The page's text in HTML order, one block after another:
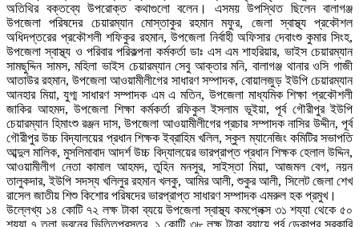
অতিথির বক্তব্যে উপরোক্ত কথাগুলো বলেন। এসময় উপস্থিত ছিলেন বালাগঞ্জ
উপজেলা পরিষদের চেয়ারম্যান মোস্তাকুর রহমান মফুর, জেলা স্বাস্থ্য প্রকৌশল
অধিদপ্তরের প্রকৌশলী শফিকুর রহমান, উপজেলা নির্বাহী অফিসার দেবাংশু কুমার সিংহ,
উপজেলা স্বাস্থ্য ও পরিবার পরিকল্পনা কর্মকর্তা ডাঃ এস এম শাহরিয়ার, ভাইস চেয়ারম্যান
সামছুদ্দিন সামস, মহিলা ভাইস চেয়ারম্যান সেবু আক্তার মনি, বালাগঞ্জ থানার ওসি গাজী
আতাউর রহমান, উপজেলা আওয়ামীলীগের সাধারণ সম্পাদক, বোয়ালজুড় ইউপি চেয়ারম্যান
আনহার মিয়া, যুগ্ম সাধারণ সম্পাদক এম এ মতিন, উপজেলা মাধ্যমিক শিক্ষা প্রকৌশলী
জাকির আহমদ, উপজেলা শিক্ষা কর্মকর্তা রফিকুল ইসলাম ভূইয়া, পূর্ব গৌরীপুর ইউপি
চেয়ারম্যান হিমাংশু রঞ্জন দাস, উপজেলা আওয়ামীলীগের প্রচার সম্পাদক নাসির উদ্দীন, পূর্ব
গৌরীপুর উচ্চ বিদ্যালয়ের প্রধান শিক্ষক ইব্রাহিম খলিল, স্কুল ম্যানেজিং কমিটির সভাপতি
আব্দুল মালিক, মুসলিমাবাদ আদর্শ উচ্চ বিদ্যালয়ের ভারপ্রাপ্ত প্রধান শিক্ষক হেলাল উদ্দিন,
আওয়ামীলীগ নেতা কামাল আহমদ, তুহিন মনসুর, সাইস্তা মিয়া, আজমল বেগ, নয়ন
তালুকদার, ইউপি সদস্য খলিলুর রহমান খলকু, আমির আলী, শুকুর আলী, সিলেট জেলা শেখ
রাসেল জাতীয় শিশু কিশোর পরিষদের ভারপ্রাপ্ত সাধারণ সম্পাদক এমরুল হক প্রমুখ।
উল্লেখ্য ১৪ কোটি ৭২ লক্ষ টাকা ব্যয়ে উপজেলা স্বাস্থ্য কমপ্লেক্স ৩১ শয্যা থেকে ৫০